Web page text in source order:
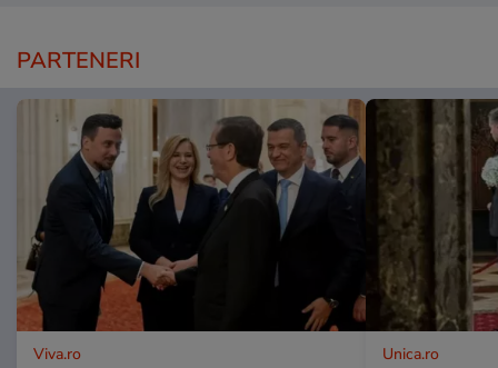
PARTENERI
Viva.ro Unica.ro